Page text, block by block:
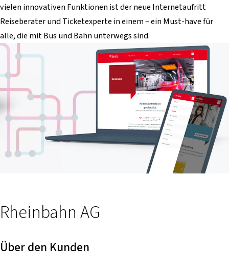
vielen innovativen Funktionen ist der neue Internetaufritt
Reiseberater und Ticketexperte in einem – ein Must-have für
alle, die mit Bus und Bahn unterwegs sind.
Rheinbahn AG
Über den Kunden